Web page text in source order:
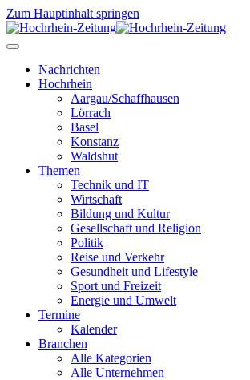
Zum Hauptinhalt springen
Nachrichten
Hochrhein
Aargau/Schaffhausen
Lörrach
Basel
Konstanz
Waldshut
Themen
Technik und IT
Wirtschaft
Bildung und Kultur
Gesellschaft und Religion
Politik
Reise und Verkehr
Gesundheit und Lifestyle
Sport und Freizeit
Energie und Umwelt
Termine
Kalender
Branchen
Alle Kategorien
Alle Unternehmen